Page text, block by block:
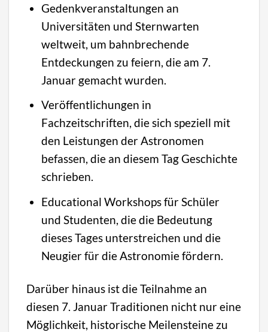
Gedenkveranstaltungen an
Universitäten und Sternwarten
weltweit, um bahnbrechende
Entdeckungen zu feiern, die am 7.
Januar gemacht wurden.
Veröffentlichungen in
Fachzeitschriften, die sich speziell mit
den Leistungen der Astronomen
befassen, die an diesem Tag Geschichte
schrieben.
Educational Workshops für Schüler
und Studenten, die die Bedeutung
dieses Tages unterstreichen und die
Neugier für die Astronomie fördern.
Darüber hinaus ist die Teilnahme an
diesen 7. Januar Traditionen nicht nur eine
Möglichkeit, historische Meilensteine zu